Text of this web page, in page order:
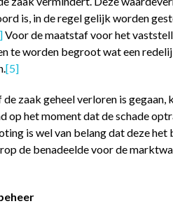
is, in de regel gelijk worden
Voor de maatstaf voor het
te worden begroot wat een
[5]
zaak geheel verloren is gegaan,
op het moment dat de schade
is wel van belang dat deze het
de benadeelde voor de